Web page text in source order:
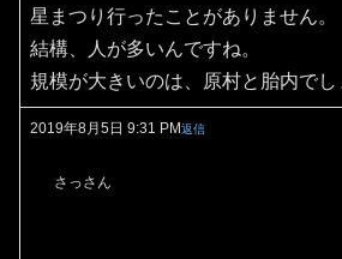
星まつり行ったことがありません。
結構、人が多いんですね。
規模が大きいのは、原村と胎内でし
2019年8月5日 9:31 PM返信
さっさん